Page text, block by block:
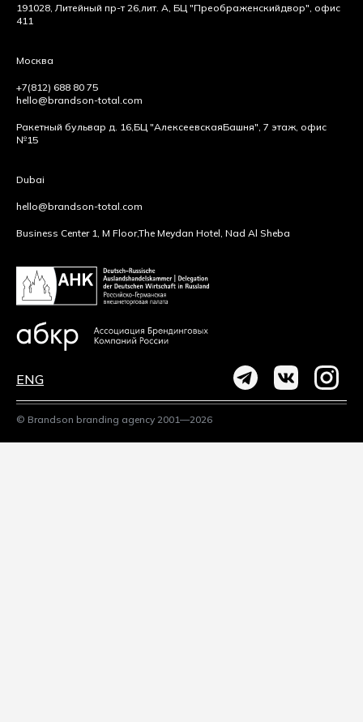
191028, Литейный пр-т 26,лит. А, БЦ "Преображенскийдвор", офис
411
Москва
+7(812) 688 80 75
hello@brandson-total.com
Ракетный бульвар д. 16,БЦ "АлексеевскаяБашня", 7 этаж, офис
№15
Dubai
hello@brandson-total.com
Business Center 1, M Floor,The Meydan Hotel, Nad Al Sheba
ENG
© Brandson branding agency 2001—2026